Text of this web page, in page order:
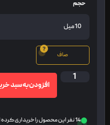
حجم
صاف
افزودن به سبد خرید
14 نفر این محصول را خریداری کرده اند.